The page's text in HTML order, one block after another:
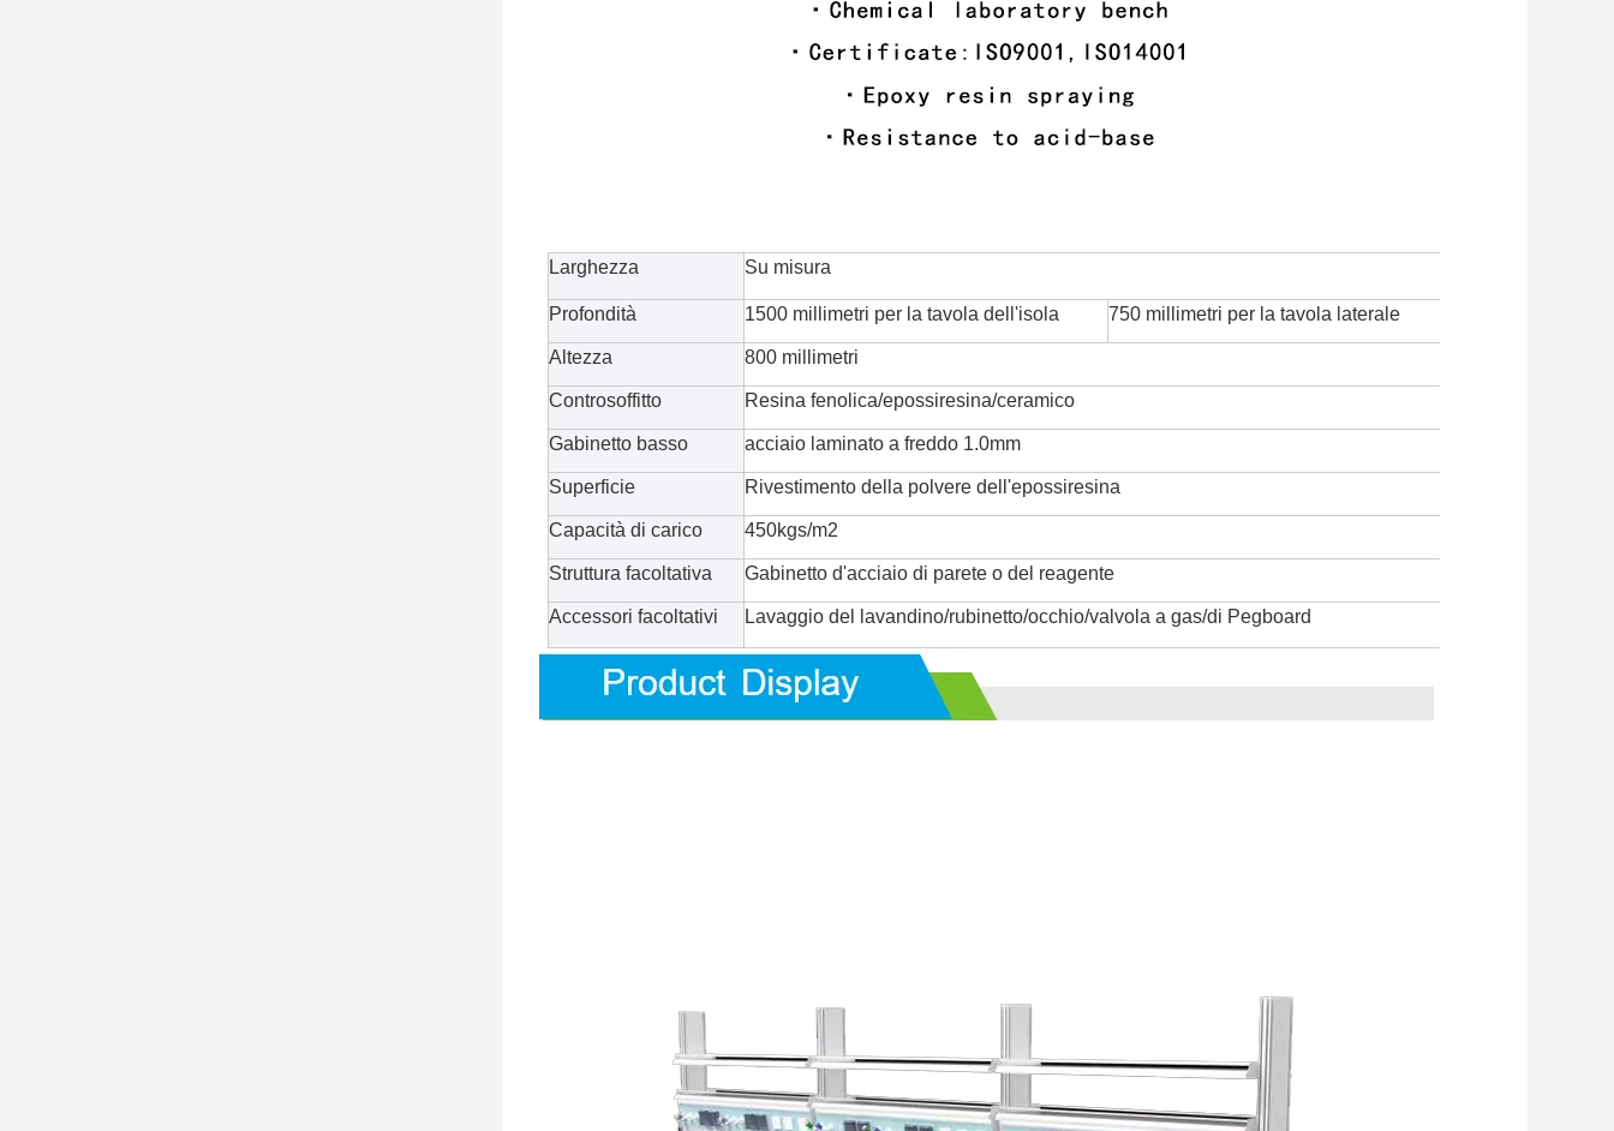
Larghezza Su misura
Profondità 1500 millimetri per la tavola dell'isola 750 millimetri per la tavola laterale
Altezza 800 millimetri
Controsoffitto Resina fenolica/epossiresina/ceramico
Gabinetto basso acciaio laminato a freddo 1.0mm
Superficie Rivestimento della polvere dell'epossiresina
Capacità di carico 450kgs/m2
Struttura facoltativa Gabinetto d'acciaio di parete o del reagente
Accessori facoltativi Lavaggio del lavandino/rubinetto/occhio/valvola a gas/di Pegboard